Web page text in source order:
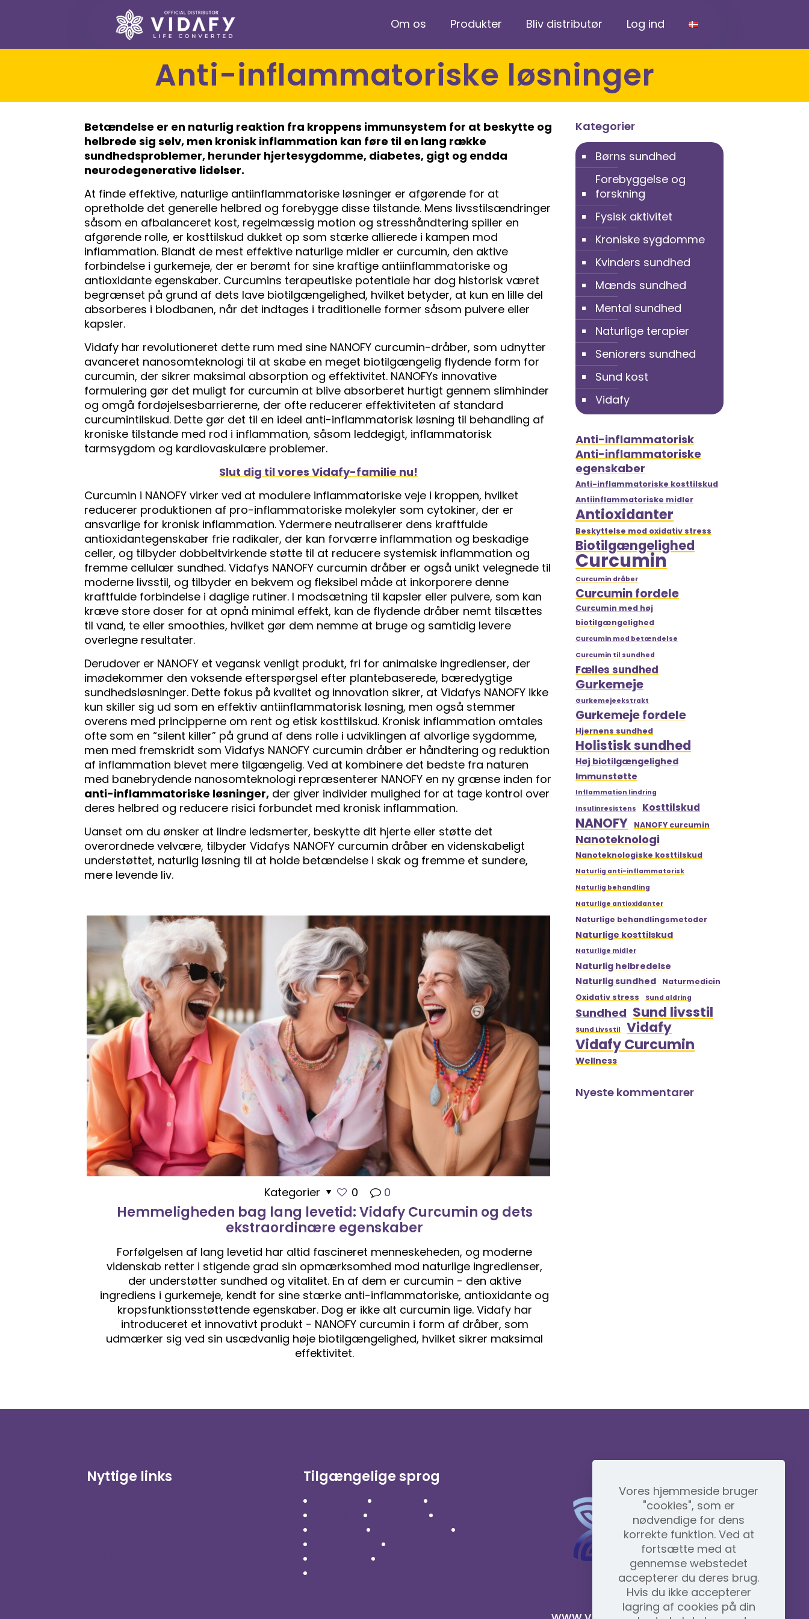
Om os Produkter Bliv distributør Log ind
Anti-inflammatoriske løsninger
Betændelse er en naturlig reaktion fra kroppens immunsystem for at beskytte og
helbrede sig selv, men kronisk inflammation kan føre til en lang række
sundhedsproblemer, herunder hjertesygdomme, diabetes, gigt og endda
neurodegenerative lidelser.
At finde effektive, naturlige antiinflammatoriske løsninger er afgørende for at
opretholde det generelle helbred og forebygge disse tilstande. Mens livsstilsændringer
såsom en afbalanceret kost, regelmæssig motion og stresshåndtering spiller en
afgørende rolle, er kosttilskud dukket op som stærke allierede i kampen mod
inflammation. Blandt de mest effektive naturlige midler er curcumin, den aktive
forbindelse i gurkemeje, der er berømt for sine kraftige antiinflammatoriske og
antioxidante egenskaber. Curcumins terapeutiske potentiale har dog historisk været
begrænset på grund af dets lave biotilgængelighed, hvilket betyder, at kun en lille del
absorberes i blodbanen, når det indtages i traditionelle former såsom pulvere eller
kapsler.
Vidafy har revolutioneret dette rum med sine NANOFY curcumin-dråber, som udnytter
avanceret nanosomteknologi til at skabe en meget biotilgængelig flydende form for
curcumin, der sikrer maksimal absorption og effektivitet. NANOFYs innovative
formulering gør det muligt for curcumin at blive absorberet hurtigt gennem slimhinder
og omgå fordøjelsesbarriererne, der ofte reducerer effektiviteten af ​​standard
curcumintilskud. Dette gør det til en ideel anti-inflammatorisk løsning til behandling af
kroniske tilstande med rod i inflammation, såsom leddegigt, inflammatorisk
tarmsygdom og kardiovaskulære problemer.
Slut dig til vores Vidafy-familie nu!
Curcumin i NANOFY virker ved at modulere inflammatoriske veje i kroppen, hvilket
reducerer produktionen af ​​pro-inflammatoriske molekyler som cytokiner, der er
ansvarlige for kronisk inflammation. Ydermere neutraliserer dens kraftfulde
antioxidantegenskaber frie radikaler, der kan forværre inflammation og beskadige
celler, og tilbyder dobbeltvirkende støtte til at reducere systemisk inflammation og
fremme cellulær sundhed. Vidafys NANOFY curcumin dråber er også unikt velegnede til
moderne livsstil, og tilbyder en bekvem og fleksibel måde at inkorporere denne
kraftfulde forbindelse i daglige rutiner. I modsætning til kapsler eller pulvere, som kan
kræve store doser for at opnå minimal effekt, kan de flydende dråber nemt tilsættes
til vand, te eller smoothies, hvilket gør dem nemme at bruge og samtidig levere
overlegne resultater.
Derudover er NANOFY et vegansk venligt produkt, fri for animalske ingredienser, der
imødekommer den voksende efterspørgsel efter plantebaserede, bæredygtige
sundhedsløsninger. Dette fokus på kvalitet og innovation sikrer, at Vidafys NANOFY ikke
kun skiller sig ud som en effektiv antiinflammatorisk løsning, men også stemmer
overens med principperne om rent og etisk kosttilskud. Kronisk inflammation omtales
ofte som en “silent killer” på grund af dens rolle i udviklingen af ​​alvorlige sygdomme,
men med fremskridt som Vidafys NANOFY curcumin dråber er håndtering og reduktion
af inflammation blevet mere tilgængelig. Ved at kombinere det bedste fra naturen
med banebrydende nanosomteknologi repræsenterer NANOFY en ny grænse inden for
anti-inflammatoriske løsninger,der giver individer mulighed for at tage kontrol over
deres helbred og reducere risici forbundet med kronisk inflammation.
Uanset om du ønsker at lindre ledsmerter, beskytte dit hjerte eller støtte det
overordnede velvære, tilbyder Vidafys NANOFY curcumin dråber en videnskabeligt
understøttet, naturlig løsning til at holde betændelse i skak og fremme et sundere,
mere levende liv.
Kategorier 0 0
Hemmeligheden bag lang levetid: Vidafy Curcumin og dets
ekstraordinære egenskaber
Forfølgelsen af ​​lang levetid har altid fascineret menneskeheden, og moderne
videnskab retter i stigende grad sin opmærksomhed mod naturlige ingredienser,
der understøtter sundhed og vitalitet. En af dem er curcumin - den aktive
ingrediens i gurkemeje, kendt for sine stærke anti-inflammatoriske, antioxidante og
kropsfunktionsstøttende egenskaber. Dog er ikke alt curcumin lige. Vidafy har
introduceret et innovativt produkt - NANOFY curcumin i form af dråber, som
udmærker sig ved sin usædvanlig høje biotilgængelighed, hvilket sikrer maksimal
effektivitet.
Kategorier
Børns sundhed
Forebyggelse og
forskning
Fysisk aktivitet
Kroniske sygdomme
Kvinders sundhed
Mænds sundhed
Mental sundhed
Naturlige terapier
Seniorers sundhed
Sund kost
Vidafy
Anti-inflammatorisk
Anti-inflammatoriske
egenskaber
Anti-inflammatoriske kosttilskud
Antiinflammatoriske midler
Antioxidanter
Beskyttelse mod oxidativ stress
Biotilgængelighed
Curcumin
Curcumin dråber
Curcumin fordele
Curcumin med høj
biotilgængelighed
Curcumin mod betændelse
Curcumin til sundhed
Fælles sundhed
Gurkemeje
Gurkemejeekstrakt
Gurkemeje fordele
Hjernens sundhed
Holistisk sundhed
Høj biotilgængelighed
Immunstøtte
Inflammation lindring
Insulinresistens
Kosttilskud
NANOFY NANOFY curcumin
Nanoteknologi
Nanoteknologiske kosttilskud
Naturlig anti-inflammatorisk
Naturlig behandling
Naturlige antioxidanter
Naturlige behandlingsmetoder
Naturlige kosttilskud
Naturlige midler
Naturlig helbredelse
Naturlig sundhed
Naturmedicin
Oxidativ stress
Sund aldring
Sundhed Sund livsstil
Sund Livsstil Vidafy
Vidafy Curcumin
Wellness
Nyeste kommentarer
Nyttige links Tilgængelige sprog
Vores hjemmeside bruger
"cookies", som er
nødvendige for dens
korrekte funktion. Ved at
fortsætte med at
gennemse webstedet
accepterer du deres brug.
Hvis du ikke accepterer
lagring af cookies på din